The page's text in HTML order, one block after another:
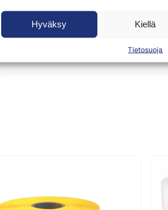
Hyväksy Kiellä
Tietosuoja
voivat kirjoittaa tuotearvion.